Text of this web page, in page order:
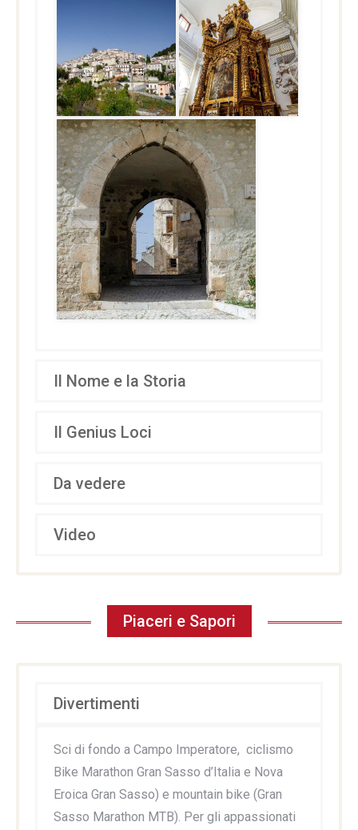
Il Nome e la Storia
Il Genius Loci
Da vedere
Video
Piaceri e Sapori
Divertimenti
Sci di fondo a Campo Imperatore, ciclismo
Bike Marathon Gran Sasso d’Italia e Nova
Eroica Gran Sasso) e mountain bike (Gran
Sasso Marathon MTB). Per gli appassionati